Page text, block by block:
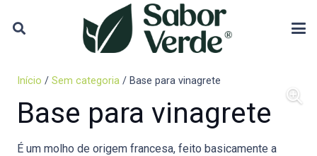
Início / Sem categoria / Base para vinagrete
Base para vinagrete
É um molho de origem francesa, feito basicamente a